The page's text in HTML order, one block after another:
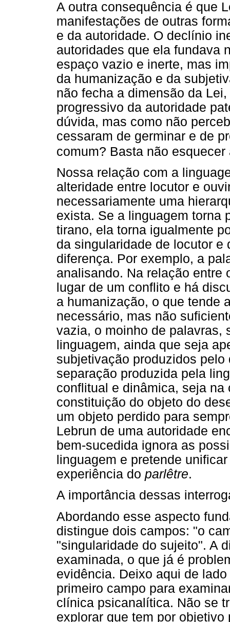
A outra consequência é que
manifestações de outras
e da autoridade. O declínio
autoridades que ela fundava
espaço vazio e inerte, mas
da humanização e da
não fecha a dimensão da
progressivo da autoridade
dúvida, mas como não
cessaram de germinar e de
comum? Basta não
Nossa relação com a
alteridade entre locutor e
necessariamente uma
exista. Se a linguagem torna
tirano, ela torna igualmente
da singularidade de locutor
diferença. Por exemplo, a
analisando. Na relação entre
lugar de um conflito e há
a humanização, o que tende
necessário, mas não
vazia, o moinho de palavras,
linguagem, ainda que seja
subjetivação produzidos
separação produzida pela
conflitual e dinâmica, seja
constituição do objeto do
um objeto perdido para
Lebrun de uma autoridade
bem-sucedida ignora as
linguagem e pretende
experiência do parlêtre.
A importância dessas
Abordando esse aspecto
distingue dois campos: "o
"singularidade do sujeito". A
examinada, o que já é
evidência. Deixo aqui de
primeiro campo para
clínica psicanalítica. Não se
explorar que tem por